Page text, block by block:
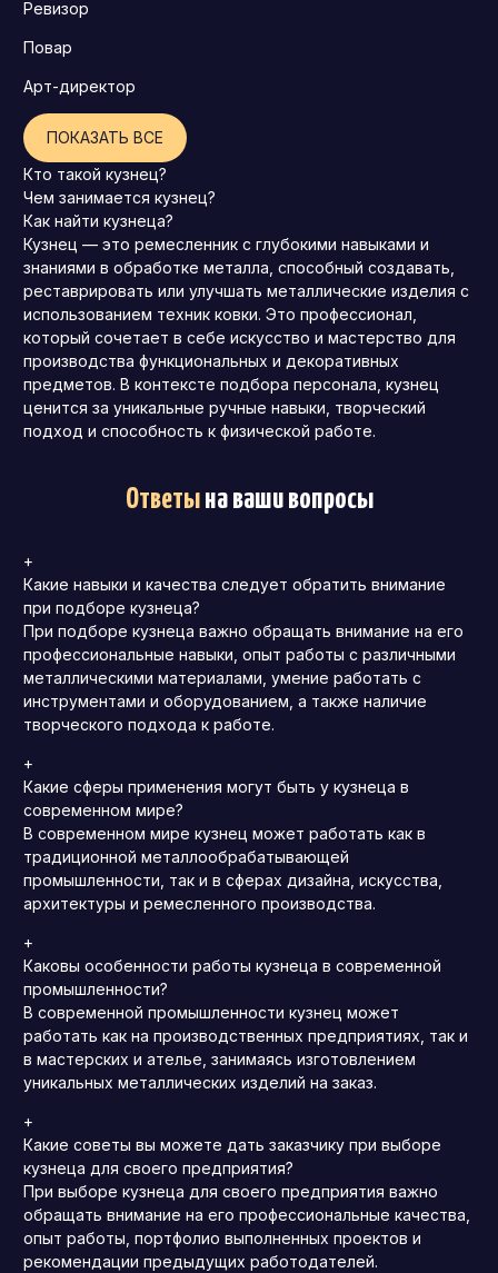
Ревизор
Повар
Арт-директор
ПОКАЗАТЬ ВСЕ
Кто такой кузнец?
Чем занимается кузнец?
Как найти кузнеца?
Кузнец — это ремесленник с глубокими навыками и
знаниями в обработке металла, способный создавать,
реставрировать или улучшать металлические изделия с
использованием техник ковки. Это профессионал,
который сочетает в себе искусство и мастерство для
производства функциональных и декоративных
предметов. В контексте подбора персонала, кузнец
ценится за уникальные ручные навыки, творческий
подход и способность к физической работе.
Ответына ваши вопросы
+
Какие навыки и качества следует обратить внимание
при подборе кузнеца?
При подборе кузнеца важно обращать внимание на его
профессиональные навыки, опыт работы с различными
металлическими материалами, умение работать с
инструментами и оборудованием, а также наличие
творческого подхода к работе.
+
Какие сферы применения могут быть у кузнеца в
современном мире?
В современном мире кузнец может работать как в
традиционной металлообрабатывающей
промышленности, так и в сферах дизайна, искусства,
архитектуры и ремесленного производства.
+
Каковы особенности работы кузнеца в современной
промышленности?
В современной промышленности кузнец может
работать как на производственных предприятиях, так и
в мастерских и ателье, занимаясь изготовлением
уникальных металлических изделий на заказ.
+
Какие советы вы можете дать заказчику при выборе
кузнеца для своего предприятия?
При выборе кузнеца для своего предприятия важно
обращать внимание на его профессиональные качества,
опыт работы, портфолио выполненных проектов и
рекомендации предыдущих работодателей.